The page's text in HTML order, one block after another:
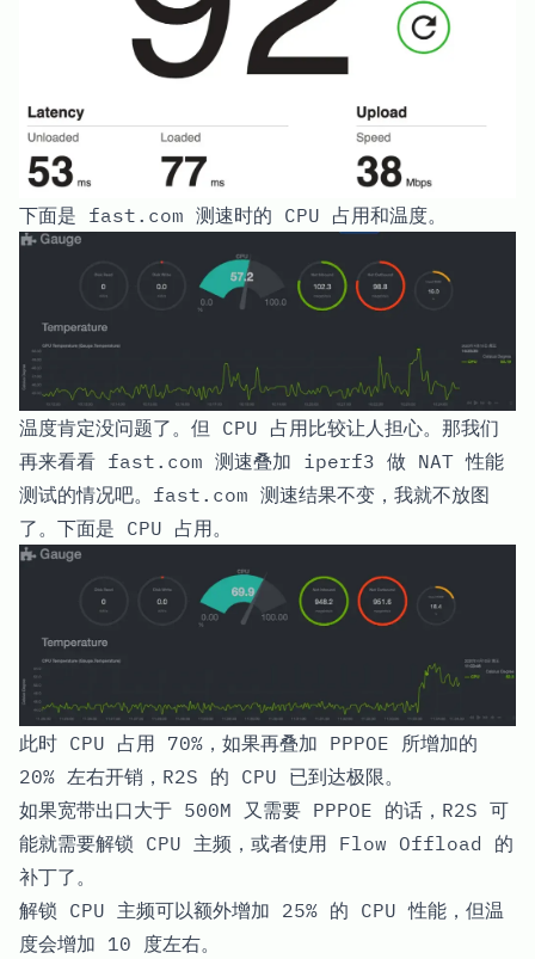
下面是 fast.com 测速时的 CPU 占用和温度。
温度肯定没问题了。但 CPU 占用比较让人担心。那我们
再来看看 fast.com 测速叠加 iperf3 做 NAT 性能
测试的情况吧。fast.com 测速结果不变，我就不放图
了。下面是 CPU 占用。
此时 CPU 占用 70%，如果再叠加 PPPOE 所增加的
20% 左右开销，R2S 的 CPU 已到达极限。
如果宽带出口大于 500M 又需要 PPPOE 的话，R2S 可
能就需要解锁 CPU 主频，或者使用 Flow Offload 的
补丁了。
解锁 CPU 主频可以额外增加 25% 的 CPU 性能，但温
度会增加 10 度左右。